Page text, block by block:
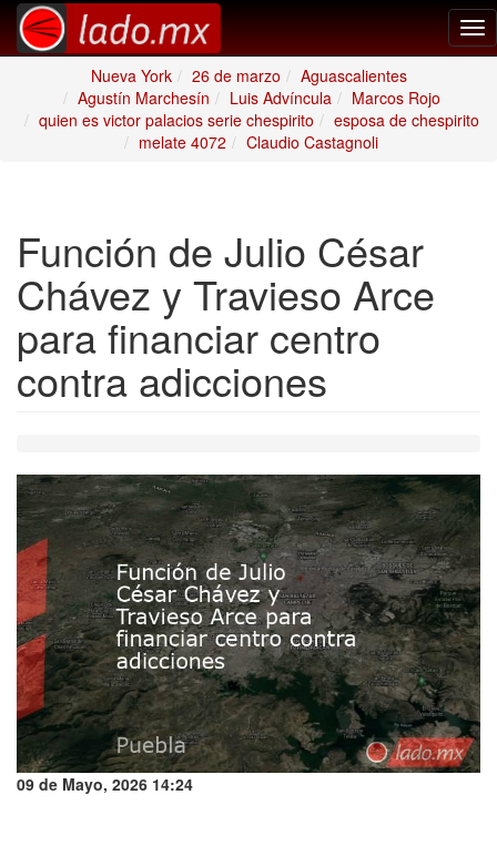
Nueva York
26 de marzo
Aguascalientes
Agustín Marchesín
Luis Advíncula
Marcos Rojo
quien es victor palacios serie chespirito
esposa de chespirito
melate 4072
Claudio Castagnoli
Función de Julio César
Chávez y Travieso Arce
para financiar centro
contra adicciones
09 de Mayo, 2026 14:24